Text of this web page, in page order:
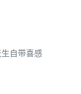
自带喜感